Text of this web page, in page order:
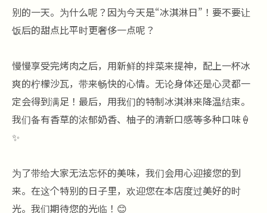
别的一天。为什么呢？因为今天是“冰淇淋日”！要不要让
饭后的甜点比平时更奢侈一点呢？
慢慢享受完烤肉之后，用新鲜的拌菜来提神，配上一杯冰
爽的柠檬沙瓦，带来畅快的心情。无论身体还是心灵都一
定会得到满足！最后，用我们的特制冰淇淋来降温结束。
我们备有香草的浓郁奶香、柚子的清新口感等多种口味🍦
✨
为了带给大家无法忘怀的美味，我们会用心迎接您的到
来。在这个特别的日子里，欢迎您在本店度过美好的时
光。我们期待您的光临！😊